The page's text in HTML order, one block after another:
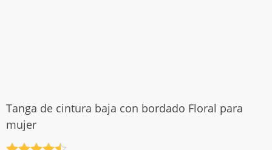
Tanga de cintura baja con bordado Floral para
mujer